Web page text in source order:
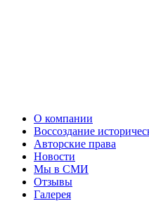
О компании
Воссоздание
Авторские права
Новости
Мы в СМИ
Отзывы
Галерея